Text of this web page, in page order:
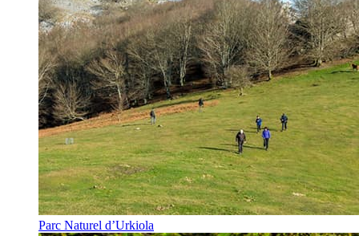
Parc Naturel d’Urkiola